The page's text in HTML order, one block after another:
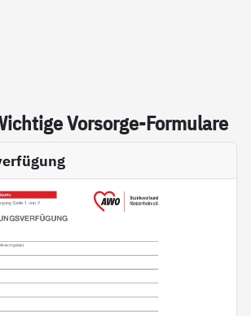
Vor­sor­ge-For­mu­la­re